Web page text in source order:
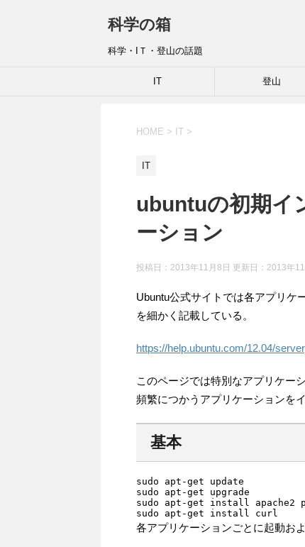
科学の箱
科学・IＴ・登山の話題
IT 登山
HOME > IT >
IT
ubuntuの初期イ
ーション
投稿日：2013年11月8日 更新日： 2013年
Ubuntu公式サイトでは各アプリケ
を細かく記載している。
https://help.ubuntu.com/12.04/
このページでは特別なアプリケー
頻繁につかうアプリケーションを
基本
sudo apt-get update
sudo apt-get upgrade
sudo apt-get install apache2
sudo apt-get install curl
各アプリケーションごとに起動お